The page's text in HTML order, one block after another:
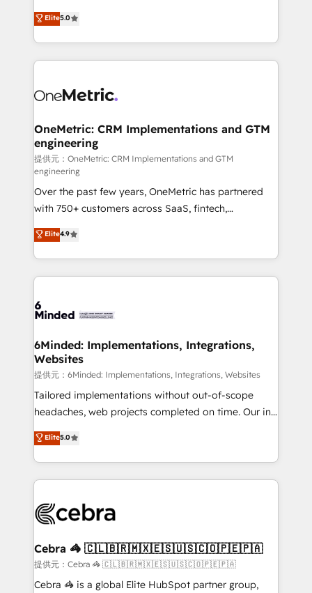
projects • Clients in 30+ industries • Proprietary
technology for integrations • Multilingual team:
experience that powers real results. We specialize in
transforming complex systems into efficient,
scalable solutions that work across your entire
organization. We’re a unique blend of deep HubSpot
operational know-how. We know that no two
solutions. Instead, we dive in to understand your
needs, goals, and challenges to deliver solutions that
fit like a glove. We’re committed to being both
highly effective and fun to work with. We believe in
efficient processes, as well as building great
relationships. Your success is our success, and we’re
all in this together! From startup to enterprise, we’ll
make sure your HubSpot setup becomes a
powerhouse of productivity, so you can focus on
what matters most: growing your business and
smarter for you!
Elite5.0
OneMetric: CRM Implementations and GTM
engineering
提供元：OneMetric: CRM Implementations and GTM
engineering
Over the past few years, OneMetric has partnered
with 750+ customers across SaaS, fintech,
healthcare, real estate, and other industries. With
150+ HubSpot-certified experts, we deliver scalable
solutions to complex GTM and RevOps challenges.
Our Expertise 🔹 Onboarding & Implementation:
tailored to your GTM motion. 🔹 Migrations: Move
downtime. 🔹 RevOps Strategy: Align teams,
processes, and data to drive revenue efficiency. 🔹
Integrations: Connect HubSpot with your tech stack
for better adoption. 🔹 Custom Solutions: Build
tailored apps, workflows, and configurations. We are
our commitment to data security and compliance. At
OneMetric, we help revenue teams focus on the
Elite4.9
6Minded: Implementations, Integrations,
Websites
提供元：6Minded: Implementations, Integrations, Websites
Tailored implementations without out-of-scope
headaches, web projects completed on time. Our in-
house team of certified CRM architects, experts,
developers, designers, and marketers handles all
aspects of your HubSpot. ✨ 400+ global clients ✨
100+ seamless migrations from 15+ different CRMs
implementations, and 5,000+ pages ✨ CS: Clients
CS: 245% organic growth & +751% new visitors for a
full-funnel HubSpot project ✨ CS: 415% conversion
boost with a new HubSpot site Recognized leaders:
Elite5.0
Cebra 🦓 🇨🇱🇧🇷🇲🇽🇪🇸🇺🇸🇨🇴🇵🇪🇵🇦
提供元：Cebra 🦓 🇨🇱🇧🇷🇲🇽🇪🇸🇺🇸🇨🇴🇵🇪🇵🇦
Cebra 🦓 is a global Elite HubSpot partner group,